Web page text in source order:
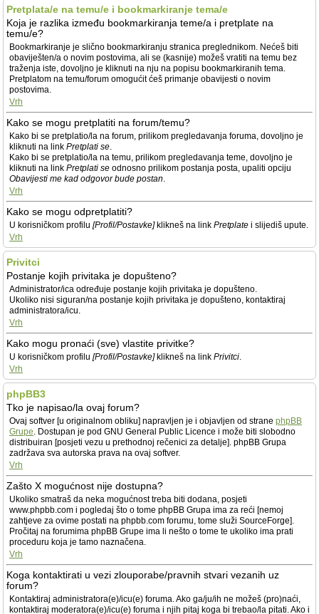
Pretplata/e na temu/e i bookmarkiranje tema/e
Koja je razlika između bookmarkiranja teme/a i pretplate na
temu/e?
Bookmarkiranje je slično bookmarkiranju stranica preglednikom. Nećeš biti
obaviješten/a o novim postovima, ali se (kasnije) možeš vratiti na temu bez
traženja iste, dovoljno je kliknuti na nju na popisu bookmarkiranih tema.
Pretplatom na temu/forum omogućit ćeš primanje obavijesti o novim
postovima.
Vrh
Kako se mogu pretplatiti na forum/temu?
Kako bi se pretplatio/la na forum, prilikom pregledavanja foruma, dovoljno je
kliknuti na link Pretplati se.
Kako bi se pretplatio/la na temu, prilikom pregledavanja teme, dovoljno je
kliknuti na link Pretplati se odnosno prilikom postanja posta, upaliti opciju
Obavijesti me kad odgovor bude postan.
Vrh
Kako se mogu odpretplatiti?
U korisničkom profilu [Profil/Postavke]klikneš na link Pretplate i slijediš upute.
Vrh
Privitci
Postanje kojih privitaka je dopušteno?
Administrator/ica određuje postanje kojih privitaka je dopušteno.
Ukoliko nisi siguran/na postanje kojih privitaka je dopušteno, kontaktiraj
administratora/icu.
Vrh
Kako mogu pronaći (sve) vlastite privitke?
U korisničkom profilu [Profil/Postavke]klikneš na link Privitci.
Vrh
phpBB3
Tko je napisao/la ovaj forum?
Ovaj softver [u originalnom obliku] napravljen je i objavljen od strane phpBB
Grupe. Dostupan je pod GNU General Public Licence i može biti slobodno
distribuiran [posjeti vezu u prethodnoj rečenici za detalje]. phpBB Grupa
zadržava sva autorska prava na ovaj softver.
Vrh
Zašto X mogućnost nije dostupna?
Ukoliko smatraš da neka mogućnost treba biti dodana, posjeti
www.phpbb.com i pogledaj što o tome phpBB Grupa ima za reći [nemoj
zahtjeve za ovime postati na phpbb.com forumu, tome služi SourceForge].
Pročitaj na forumima phpBB Grupe ima li nešto o tome te ukoliko ima prati
proceduru koja je tamo naznačena.
Vrh
Koga kontaktirati u vezi zlouporabe/pravnih stvari vezanih uz
forum?
Kontaktiraj administratora(e)/icu(e) foruma. Ako ga/ju/ih ne možeš (pro)naći,
kontaktiraj moderatora(e)/icu(e) foruma i njih pitaj koga bi trebao/la pitati. Ako i